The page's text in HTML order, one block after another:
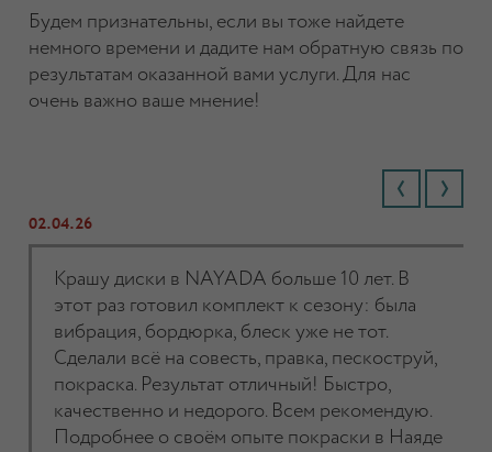
Будем признательны, если вы тоже найдете
немного времени и дадите нам обратную связь по
результатам оказанной вами услуги. Для нас
очень важно ваше мнение!
02.04.26
Крашу диски в NAYADA больше 10 лет. В
этот раз готовил комплект к сезону: была
вибрация, бордюрка, блеск уже не тот.
Сделали всё на совесть, правка, пескоструй,
покраска. Результат отличный! Быстро,
качественно и недорого. Всем рекомендую.
Подробнее о своём опыте покраски в Наяде